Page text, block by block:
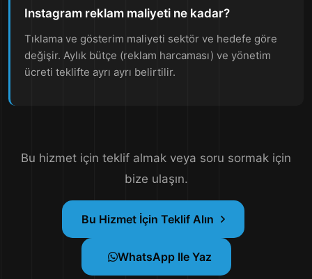
Instagram reklam maliyeti ne kadar?
Tıklama ve gösterim maliyeti sektör ve hedefe göre
değişir. Aylık bütçe (reklam harcaması) ve yönetim
ücreti teklifte ayrı ayrı belirtilir.
Bu hizmet için teklif almak veya soru sormak için
bize ulaşın.
Bu Hizmet İçin Teklif Alın
WhatsApp Ile Yaz